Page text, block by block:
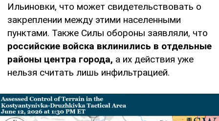
Ильиновки, что может свидетельствовать о
закреплении между этими населенными
пунктами. Также Силы обороны заявляли, что
российские войска вклинились в отдельные
районы центра города, а их действия уже
нельзя считать лишь инфильтрацией.